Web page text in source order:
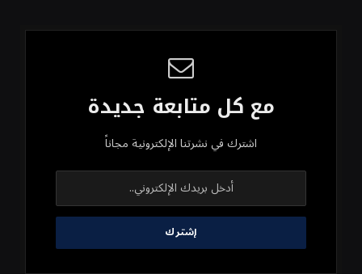
مع كل متابعة جديدة
اشترك في نشرتنا الإلكترونية مجاناً